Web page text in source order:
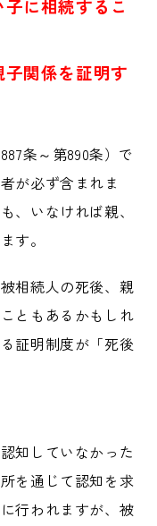
に相続するこ
関係を証明す
条～第890条）で
が必ず含まれま
、いなければ親、
す。
相続人の死後、親
ともあるかもしれ
証明制度が「死後
知していなかった
を通じて認知を求
行われますが、被